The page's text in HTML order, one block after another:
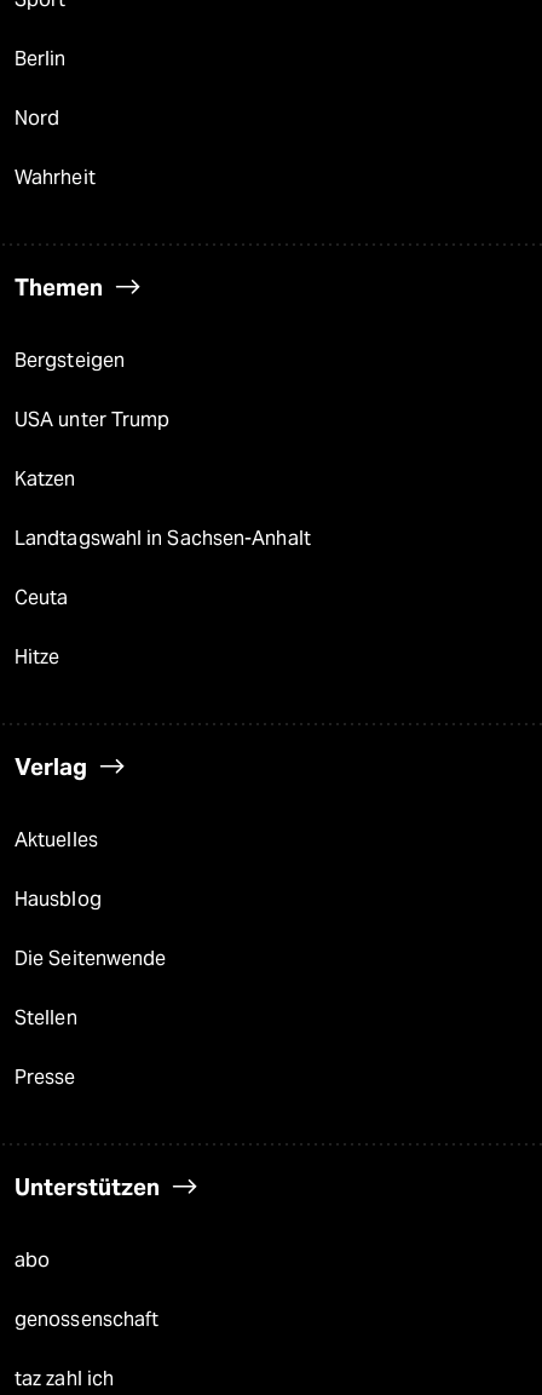
Berlin
Nord
Wahrheit
Themen
Bergsteigen
USA unter Trump
Katzen
Landtagswahl in Sachsen-Anhalt
Ceuta
Hitze
Verlag
Aktuelles
Hausblog
Die Seitenwende
Stellen
Presse
Unterstützen
abo
genossenschaft
taz zahl ich